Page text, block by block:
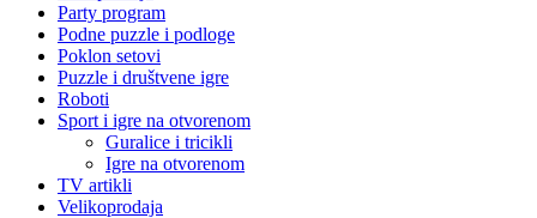
Party program
Podne puzzle i podloge
Poklon setovi
Puzzle i društvene igre
Roboti
Sport i igre na otvorenom
Guralice i tricikli
Igre na otvorenom
TV artikli
Velikoprodaja